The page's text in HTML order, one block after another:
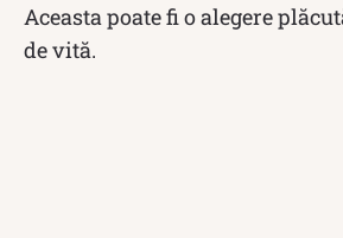
Aceasta poate fi o alegere
de vită.